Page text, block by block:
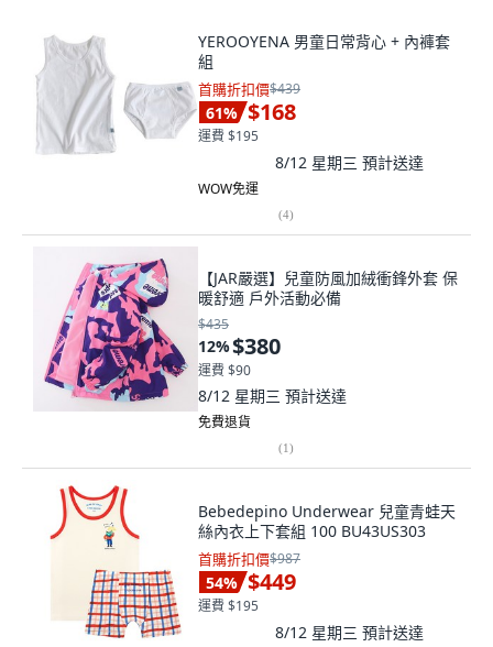
YEROOYENA 男童日常背心 + 內褲套
組
首購折扣價$439
61% $168
運費 $195
8/12 星期三 預計送達
WOW免運
(4)
【JAR嚴選】兒童防風加絨衝鋒外套 保
暖舒適 戶外活動必備
$435
12%$380
運費 $90
8/12 星期三 預計送達
免費退貨
(1)
Bebedepino Underwear 兒童青蛙天
絲內衣上下套組 100 BU43US303
首購折扣價$987
54% $449
運費 $195
8/12 星期三 預計送達